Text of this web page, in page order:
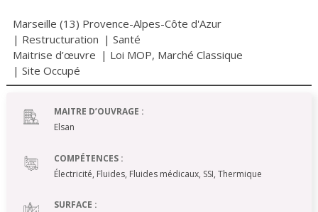
Marseille (13) Provence-Alpes-Côte d'Azur
| Restructuration |Santé
Maitrise d’œuvre | Loi MOP, Marché Classique
| Site Occupé
MAITRE D’OUVRAGE :
Elsan
COMPÉTENCES :
Électricité, Fluides, Fluides médicaux, SSI, Thermique
SURFACE :